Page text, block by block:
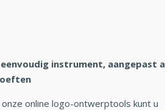
eenvoudig instrument, aangepast
online logo-ontwerptools kunt u